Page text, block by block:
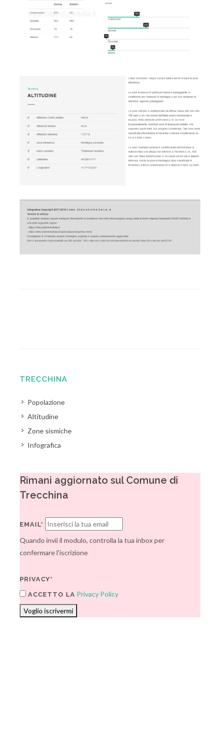
TRECCHINA
Popolazione
Altitudine
Zone sismiche
Infografica
Rimani aggiornato sul Comune di
Trecchina
EMAIL*
Quando invii il modulo, controlla la tua inbox per
confermare l'iscrizione
PRIVACY*
ACCETTO LA Privacy Policy
Voglio iscrivermi